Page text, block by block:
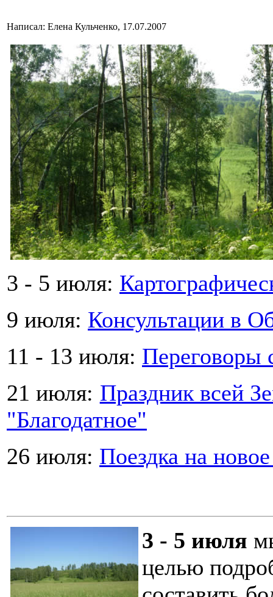
Написал: Елена Кульченко, 17.07.2007
3 - 5 июля:
9 июля: Консультации в
11 - 13 июля: Переговоры
21 июля: Праздник всей
"Благодатное"
26 июля: Поездка на
3 - 5 июля
целью